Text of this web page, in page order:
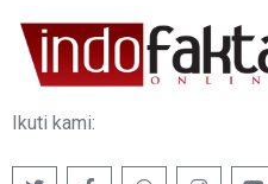
Ikuti kami: